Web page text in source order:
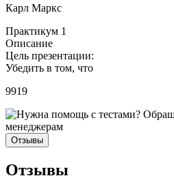
Карл Маркс
Практикум 1
Описание
Цель презентации:
Убедить в том, что
9919
Отзывы
Отзывы